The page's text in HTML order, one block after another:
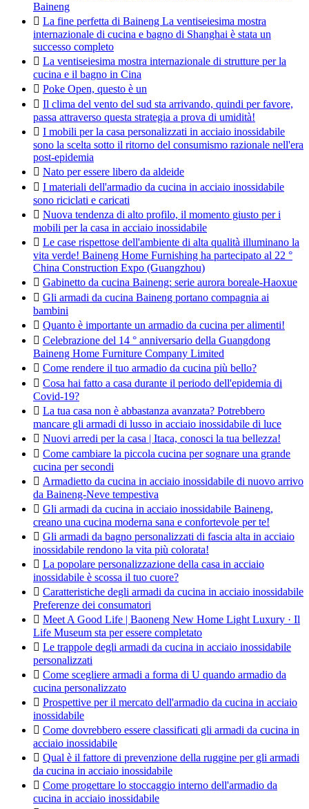
Baineng
 La fine perfetta di Baineng La ventiseiesima mostra
internazionale di cucina e bagno di Shanghai è stata un
successo completo
 La ventiseiesima mostra internazionale di strutture per la
cucina e il bagno in Cina
 Poke Open, questo è un
 Il clima del vento del sud sta arrivando, quindi per favore,
passa attraverso questa strategia a prova di umidità!
 I mobili per la casa personalizzati in acciaio inossidabile
sono la scelta sotto il ritorno del consumismo razionale nell'era
post-epidemia
 Nato per essere libero da aldeide
 I materiali dell'armadio da cucina in acciaio inossidabile
sono riciclati e caricati
 Nuova tendenza di alto profilo, il momento giusto per i
mobili per la casa in acciaio inossidabile
 Le case rispettose dell'ambiente di alta qualità illuminano la
vita verde! Baineng Home Furnishing ha partecipato al 22 °
China Construction Expo (Guangzhou)
 Gabinetto da cucina Baineng: serie aurora boreale-Haoxue
 Gli armadi da cucina Baineng portano compagnia ai
bambini
 Quanto è importante un armadio da cucina per alimenti!
 Celebrazione del 14 ° anniversario della Guangdong
Baineng Home Furniture Company Limited
 Come rendere il tuo armadio da cucina più bello?
 Cosa hai fatto a casa durante il periodo dell'epidemia di
Covid-19?
 La tua casa non è abbastanza avanzata? Potrebbero
mancare gli armadi di lusso in acciaio inossidabile di luce
 Nuovi arredi per la casa | Itaca, conosci la tua bellezza!
 Come cambiare la piccola cucina per sognare una grande
cucina per secondi
 Armadietto da cucina in acciaio inossidabile di nuovo arrivo
da Baineng-Neve tempestiva
 Gli armadi da cucina in acciaio inossidabile Baineng,
creano una cucina moderna sana e confortevole per te!
 Gli armadi da bagno personalizzati di fascia alta in acciaio
inossidabile rendono la vita più colorata!
 La popolare personalizzazione della casa in acciaio
inossidabile è scossa il tuo cuore?
 Caratteristiche degli armadi da cucina in acciaio inossidabile
Preferenze dei consumatori
 Meet A Good Life | Baoneng New Home Light Luxury · Il
Life Museum sta per essere completato
 Le trappole degli armadi da cucina in acciaio inossidabile
personalizzati
 Come scegliere armadi a forma di U quando armadio da
cucina personalizzato
 Prospettive per il mercato dell'armadio da cucina in acciaio
inossidabile
 Come dovrebbero essere classificati gli armadi da cucina in
acciaio inossidabile
 Qual è il fattore di prevenzione della ruggine per gli armadi
da cucina in acciaio inossidabile
 Come progettare lo stoccaggio interno dell'armadio da
cucina in acciaio inossidabile